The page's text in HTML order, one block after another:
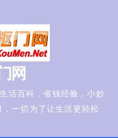
网
活百科，省钱经验，小妙
一切为了让生活更轻松